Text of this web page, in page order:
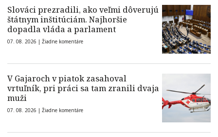
Slováci prezradili, ako veľmi dôverujú
štátnym inštitúciám. Najhoršie
dopadla vláda a parlament
07. 08. 2026 | Žiadne komentáre
V Gajaroch v piatok zasahoval
vrtuľník, pri práci sa tam zranili dvaja
muži
07. 08. 2026 | Žiadne komentáre